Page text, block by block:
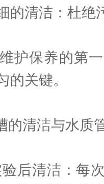
清洁：杜绝
保养的第一
的关键。
清洁与水质
清洁：每次